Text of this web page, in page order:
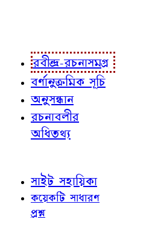
রবীন্দ্র-রচনাসমগ্র
বর্ণানুক্রমিক সূচি
অনুসন্ধান
রচনাবলীর
অধিতথ্য
সাইট সহায়িকা
কয়েকটি সাধারণ
প্রশ্ন